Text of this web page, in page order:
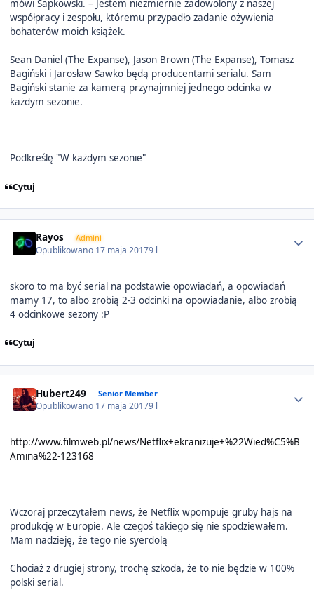
mówi Sapkowski. – Jestem niezmiernie zadowolony z naszej
współpracy i zespołu, któremu przypadło zadanie ożywienia
bohaterów moich książek.
Sean Daniel (The Expanse), Jason Brown (The Expanse), Tomasz
Bagiński i Jarosław Sawko będą producentami serialu. Sam
Bagiński stanie za kamerą przynajmniej jednego odcinka w
każdym sezonie.
Podkreślę "W każdym sezonie"
Cytuj
Rayos Admini
Opublikowano 17 maja 20179 l
skoro to ma być serial na podstawie opowiadań, a opowiadań
mamy 17, to albo zrobią 2-3 odcinki na opowiadanie, albo zrobią
4 odcinkowe sezony :P
Cytuj
Hubert249 Senior Member
Opublikowano 17 maja 20179 l
http://www.filmweb.pl/news/Netflix+ekranizuje+%22Wied%C5%B
Amina%22-123168
Wczoraj przeczytałem news, że Netflix wpompuje gruby hajs na
produkcję w Europie. Ale czegoś takiego się nie spodziewałem.
Mam nadzieję, że tego nie syerdolą
Chociaż z drugiej strony, trochę szkoda, że to nie będzie w 100%
polski serial.